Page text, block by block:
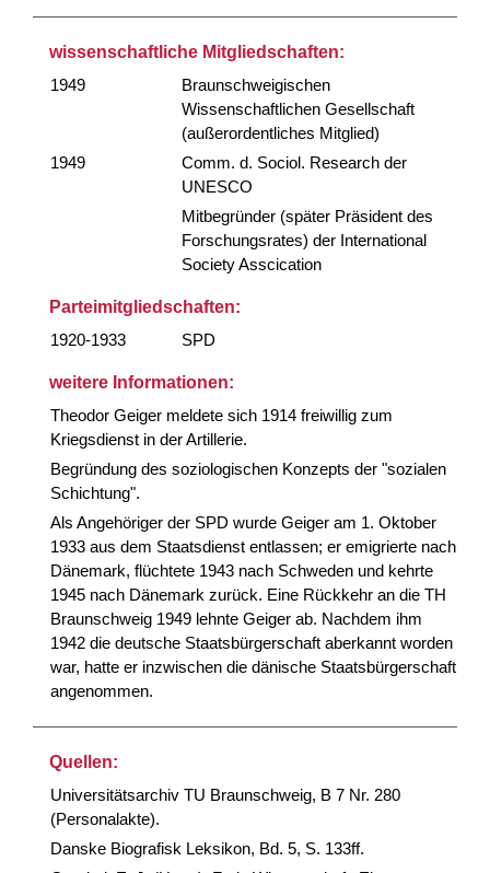
wissenschaftliche Mitgliedschaften:
1949
Braunschweigischen
Wissenschaftlichen Gesellschaft
(außerordentliches Mitglied)
1949
Comm. d. Sociol. Research der
UNESCO
Mitbegründer (später Präsident des
Forschungsrates) der International
Society Asscication
Parteimitgliedschaften:
1920-1933
SPD
weitere Informationen:
Theodor Geiger meldete sich 1914 freiwillig zum
Kriegsdienst in der Artillerie.
Begründung des soziologischen Konzepts der "sozialen
Schichtung".
Als Angehöriger der SPD wurde Geiger am 1. Oktober
1933 aus dem Staatsdienst entlassen; er emigrierte nach
Dänemark, flüchtete 1943 nach Schweden und kehrte
1945 nach Dänemark zurück. Eine Rückkehr an die TH
Braunschweig 1949 lehnte Geiger ab. Nachdem ihm
1942 die deutsche Staatsbürgerschaft aberkannt worden
war, hatte er inzwischen die dänische Staatsbürgerschaft
angenommen.
Quellen:
Universitätsarchiv TU Braunschweig, B 7 Nr. 280
(Personalakte).
Danske Biografisk Leksikon, Bd. 5, S. 133ff.